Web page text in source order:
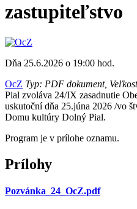
zastupiteľstvo
Dňa 25.6.2026 o 19:00 hod.
OcZ Typ: PDF dokument,
Pial zvoláva 24/IX zasadnutie
uskutoční dňa 25.júna 2026 /vo
Domu kultúry Dolný Pial.
Program je v prílohe oznamu.
Prílohy
Pozvánka_24_OcZ.pdf